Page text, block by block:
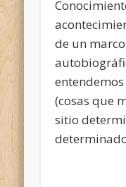
de un
(cosas que
sitio